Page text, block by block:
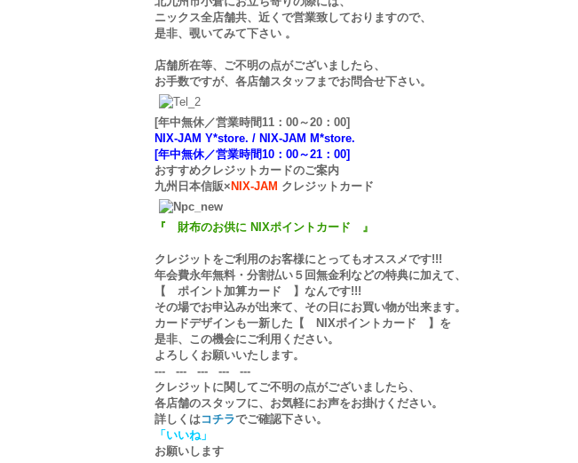
ニックス全店舗共、近くで営業致しておりますので、
是非、覗いてみて下さい 。
店舗所在等、ご不明の点がございましたら、
お手数ですが、各店舗スタッフまでお問合せ下さい。
[年中無休／営業時間11：00～20：00]
NIX-JAM Y*store. / NIX-JAM M*store.
[年中無休／営業時間10：00～21：00]
おすすめクレジットカードのご案内
九州日本信販× NIX-JAM クレジットカード
『 財布のお供に NIXポイントカード 』
クレジットをご利用のお客様にとってもオススメです!!!
年会費永年無料・分割払い５回無金利などの特典に加えて、
【 ポイント加算カード 】なんです!!!
その場でお申込みが出来て、その日にお買い物が出来ます。
カードデザインも一新した【 NIXポイントカード 】を
是非、この機会にご利用ください。
よろしくお願いいたします。
--- --- --- --- ---
クレジットに関してご不明の点がございましたら、
各店舗のスタッフに、お気軽にお声をお掛けください。
詳しくはコチラでご確認下さい。
「いいね」
お願いします